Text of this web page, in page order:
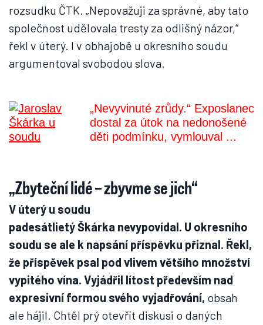
rozsudku ČTK. „Nepovažuji za správné, aby tato
společnost udělovala tresty za odlišný názor,“
řekl v úterý. I v obhajobě u okresního soudu
argumentoval svobodou slova.
„Nevyvinuté zrůdy.“ Exposlanec
dostal za útok na nedonošené
děti podmínku, vymlouval ...
„Zbyteční lidé – zbyvme se jich“
V úterý u soudu
padesátlietý Škárka nevypovídal. U okresního
soudu se ale k napsání příspěvku přiznal. Řekl,
že příspěvek psal pod vlivem většího množství
vypitého vína. Vyjádřil lítost především nad
expresivní formou svého vyjadřování, obsah
ale hájil. Chtěl prý otevřít diskusi o daných